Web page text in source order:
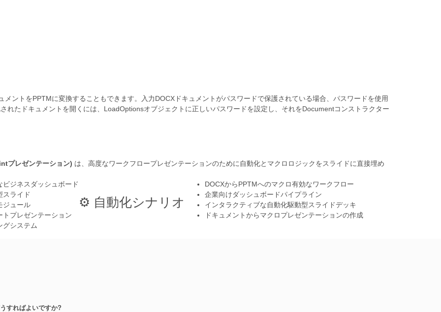
ントをPPTMに変換することもできます。入力DOCXドキュメントがパスワードで保護されている場合、パスワードを使用
れたドキュメントを開くには、LoadOptionsオブジェクトに正しいパスワードを設定し、それをDocumentコンストラクター
プレゼンテーション) は、高度なワークフロープレゼンテーションのために自動化とマクロロジックをスライドに直接埋め
ジネスダッシュボード
スライド
ジュール
トプレゼンテーション
グシステム
⚙️ 自動化シナリオ
DOCXからPPTMへのマクロ有効なワークフロー
企業向けダッシュボードパイプライン
インタラクティブな自動化駆動型スライドデッキ
ドキュメントからマクロプレゼンテーションの作成
すればよいですか?